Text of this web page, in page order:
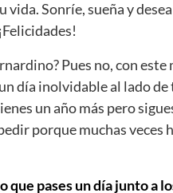
Sonríe, sueña y
Pues no, con
día inolvidable al lado
un año más pero
porque muchas veces
que pases un día junto a